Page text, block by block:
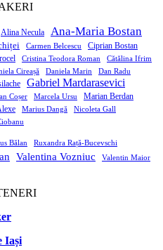
Alina Necula Ana-Maria Bostan
Carmen Belcescu Ciprian Bostan
Cristina Teodora Roman
Cătălina Ifrim
Cireașă Daniela Marin
Dan Radu
Gabriel Mardarasevici
Coșer Marcela Ursu
Marian Berdan
Marius Dangă Nicoleta Gall
Bălan Ruxandra Rață-Bucevschi
Valentina Vozniuc Valentin Maior
Iași